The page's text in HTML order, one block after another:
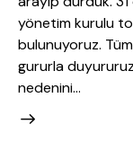
yönetim kurulu
bulunuyoruz.
gururla
nedenini…